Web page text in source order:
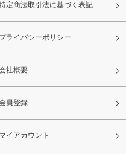
定商法取引法に基づく表記
プライバシーポリシー
社概要
員登録
マイアカウント